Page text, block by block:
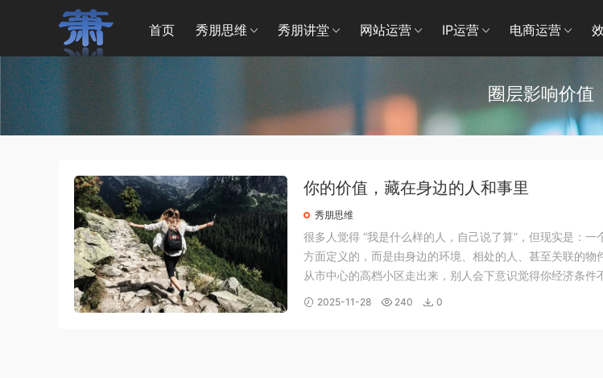
首页 秀朋思维 秀朋讲堂 网站运营 IP运营 电商运营
圈层影响价值
你的价值，藏在身边的人和事里
秀朋思维
很多人觉得 “我是什么样的人，自己说了算”，但现实是：
方面定义的，而是由身边的环境、相处的人、甚至关联的物
从市中心的高档小区走出来，别人会下意识觉得你经济条件
寓，哪怕你其实很有钱，别人也容易默认你 “实力一般”。不
2025-11-28 240 0